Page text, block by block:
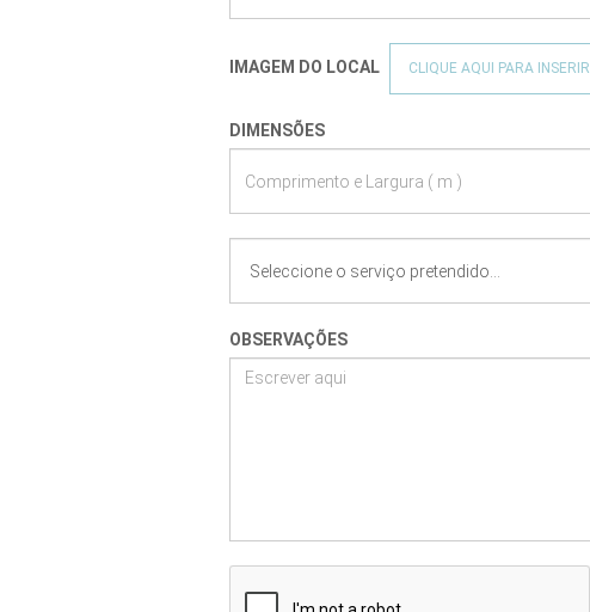
IMAGEM DO LOCAL CLIQUE AQUI PARA INSERIR
DIMENSÕES
OBSERVAÇÕES